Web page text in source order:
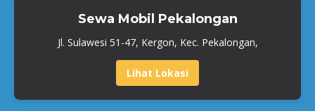
Sewa Mobil Pekalongan
Jl. Sulawesi 51-47, Kergon, Kec. Pekalongan,
Lihat Lokasi